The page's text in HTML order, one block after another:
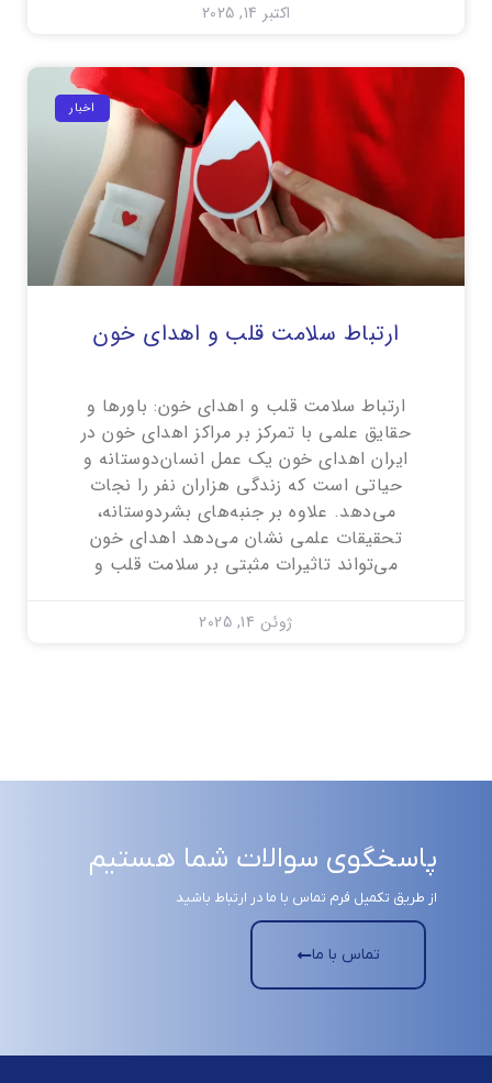
اکتبر 14, 2025
اخبار
ارتباط سلامت قلب و اهدای خون
ارتباط سلامت قلب و اهدای خون: باورها و
حقایق علمی با تمرکز بر مراکز اهدای خون در
ایران اهدای خون یک عمل انسان‌دوستانه و
حیاتی است که زندگی هزاران نفر را نجات
می‌دهد. علاوه بر جنبه‌های بشردوستانه،
تحقیقات علمی نشان می‌دهد اهدای خون
می‌تواند تاثیرات مثبتی بر سلامت قلب و
ژوئن 14, 2025
پاسخگوی سوالات شما هستیم
از طریق تکمیل فرم تماس با ما در ارتباط باشید
تماس با ما